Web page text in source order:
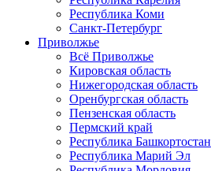
Республика Коми
Санкт-Петербург
Приволжье
Всё Приволжье
Кировская область
Нижегородская область
Оренбургская область
Пензенская область
Пермский край
Республика Башкортостан
Республика Марий Эл